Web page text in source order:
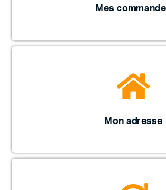
Mes
Mon adresse